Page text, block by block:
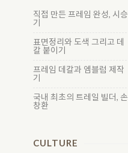
직접 만든 프레임 완성, 시승
기
표면정리와 도색 그리고 데
칼 붙이기
프레임 데칼과 엠블럼 제작
기
국내 최초의 트레일 빌더, 손
창환
CULTURE